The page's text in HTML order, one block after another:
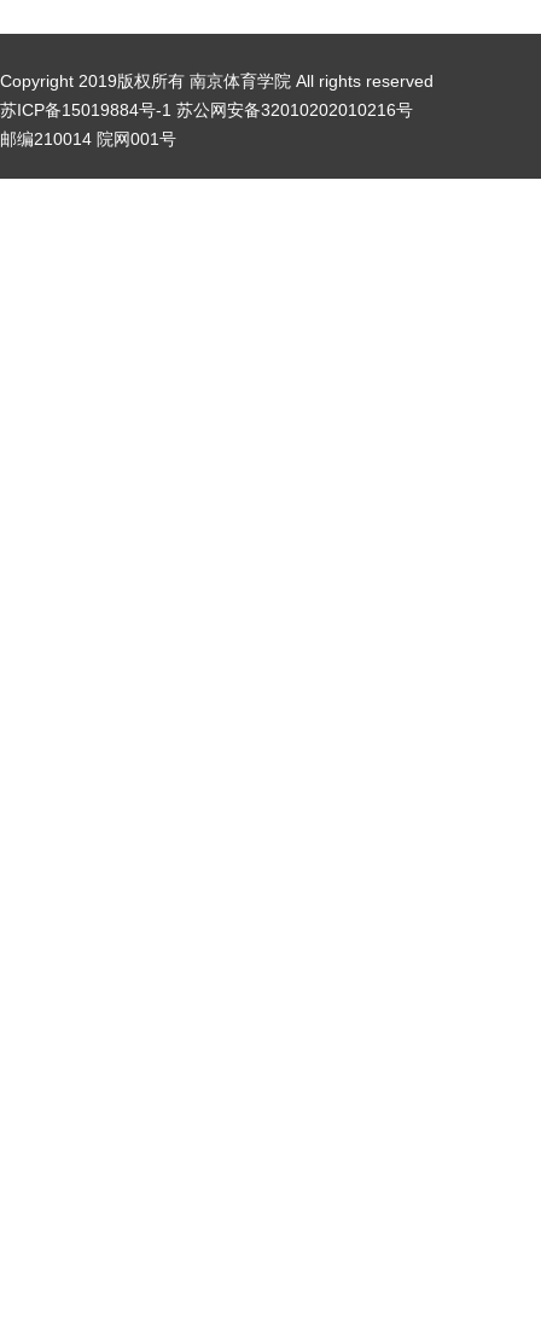
Copyright 2019版权所有 南京体育学院 All rights reserved
苏ICP备15019884号-1 苏公网安备32010202010216号
邮编210014 院网001号